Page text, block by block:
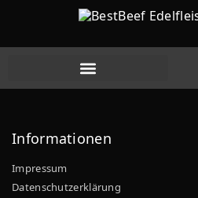
Informationen
Impressum
Datenschutzerklärung